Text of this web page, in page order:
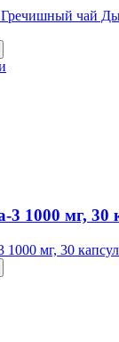
3 1000 мг, 30